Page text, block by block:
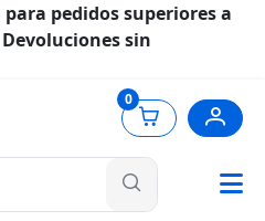
pedidos superiores a
sin
0